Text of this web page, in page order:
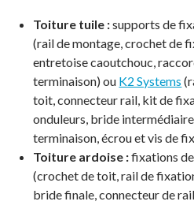
Toiture tuile :supports de
(rail de montage, crochet de
entretoise caoutchouc,
terminaison) ou K2 Systems
toit, connecteur rail, kit de
onduleurs, bride
terminaison, écrou et vis de
Toiture ardoise :fixations
(crochet de toit, rail de
bride finale, connecteur de